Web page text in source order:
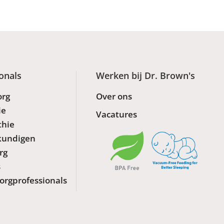
Werken bij Dr. Brown's
Over ons
Vacatures